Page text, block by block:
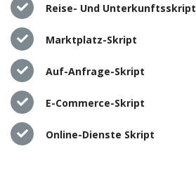
Reise- Und Unterkunftsskript
Marktplatz-Skript
Auf-Anfrage-Skript
E-Commerce-Skript
Online-Dienste Skript